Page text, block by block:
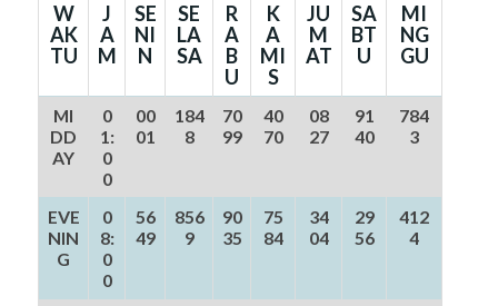
W
AK
TU
J
A
M
SE
NI
N
SE
LA
SA
R
A
B
U
K
A
MI
S
JU
M
AT
SA
BT
U
MI
NG
GU
MI
DD
AY
0
1:
0
0
00
01
184
8
70
99
40
70
08
27
91
40
784
3
EVE
NIN
G
0
8:
0
0
56
49
856
9
90
35
75
84
34
04
29
56
412
4